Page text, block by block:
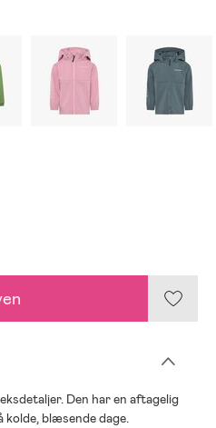
Den har en aftagelig
kolde, blæsende dage.